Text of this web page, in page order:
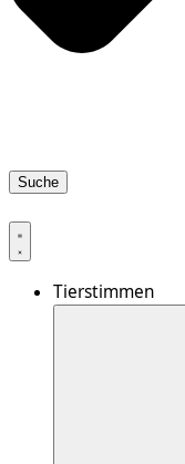
Suche
Tierstimmen